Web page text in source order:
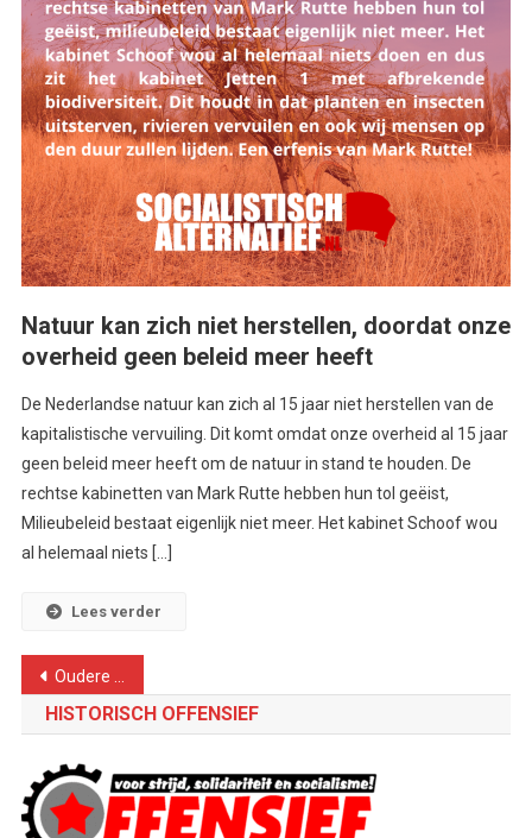
Natuur kan zich niet herstellen, doordat onze
overheid geen beleid meer heeft
De Nederlandse natuur kan zich al 15 jaar niet herstellen van de
kapitalistische vervuiling. Dit komt omdat onze overheid al 15 jaar
geen beleid meer heeft om de natuur in stand te houden. De
rechtse kabinetten van Mark Rutte hebben hun tol geëist,
Milieubeleid bestaat eigenlijk niet meer. Het kabinet Schoof wou
al helemaal niets […]
Lees verder
Berichtennavigatie
Oudere berichten
HISTORISCH OFFENSIEF